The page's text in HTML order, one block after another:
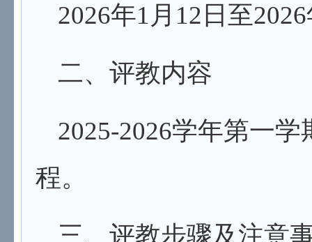
2026年1 月 12 日至2026
二、评教内容
2025-2026学年第一学
程。
三、评教步骤及注意